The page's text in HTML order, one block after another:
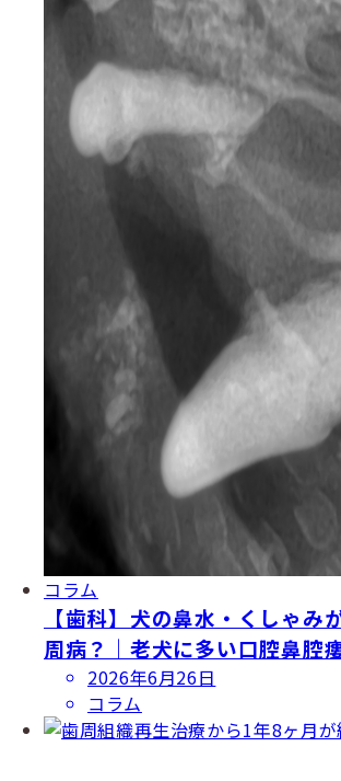
コラム
【歯科】犬の鼻水・くしゃみ
周病？｜老犬に多い口腔鼻腔
投
稿
日
2026年6月26日
コラム